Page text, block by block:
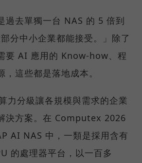
過去單獨一台 NAS 的 5 倍到
分中小企業都能接受。」除了
要 AI 應用的 Know-how、程
這些都是落地成本。
力分級讓各規模與需求的企業
決方案。在 Computex 2026
AI NAS 中，一類是採用含有
的處理器平台，以一百多